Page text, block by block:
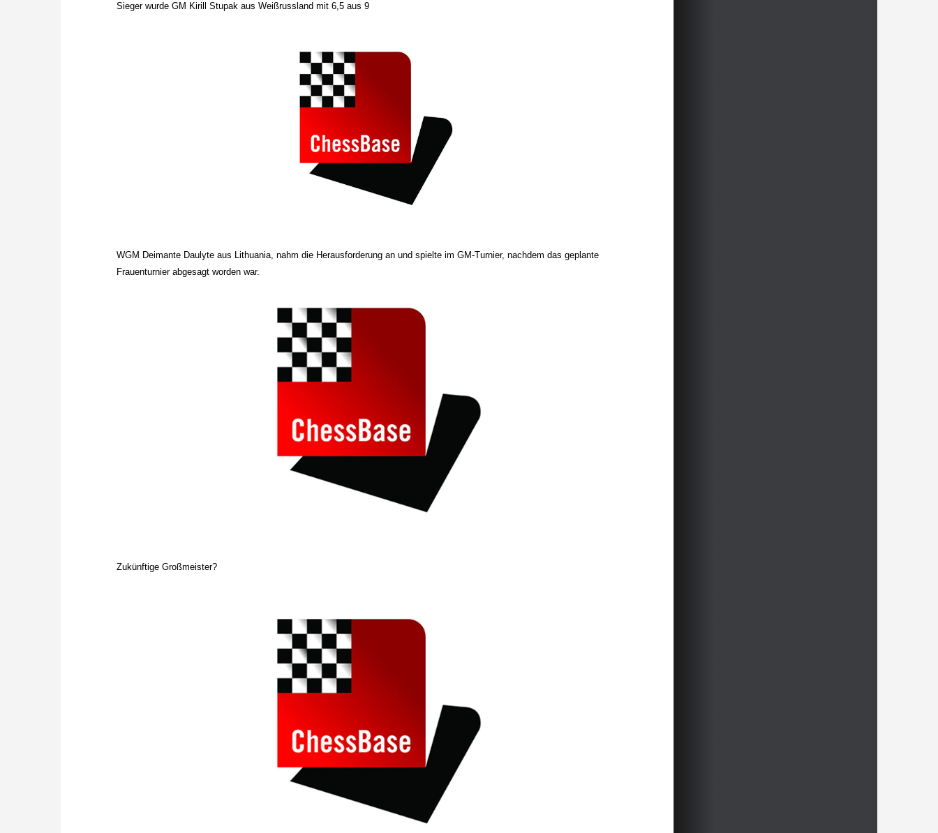
Sieger wurde GM Kirill Stupak aus Weißrussland mit 6,5 aus 9
WGM Deimante Daulyte aus Lithuania, nahm die Herausforderung an und spielte im GM-Turnier, nachdem das geplante
Frauenturnier abgesagt worden war.
Zukünftige Großmeister?